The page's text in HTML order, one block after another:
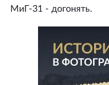
МиГ-31 - догонять.